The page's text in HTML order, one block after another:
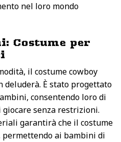
nel loro mondo
Costume per
il costume cowboy
deluderà. È stato progettato
consentendo loro di
senza restrizioni.
garantirà che il costume
permettendo ai bambini di